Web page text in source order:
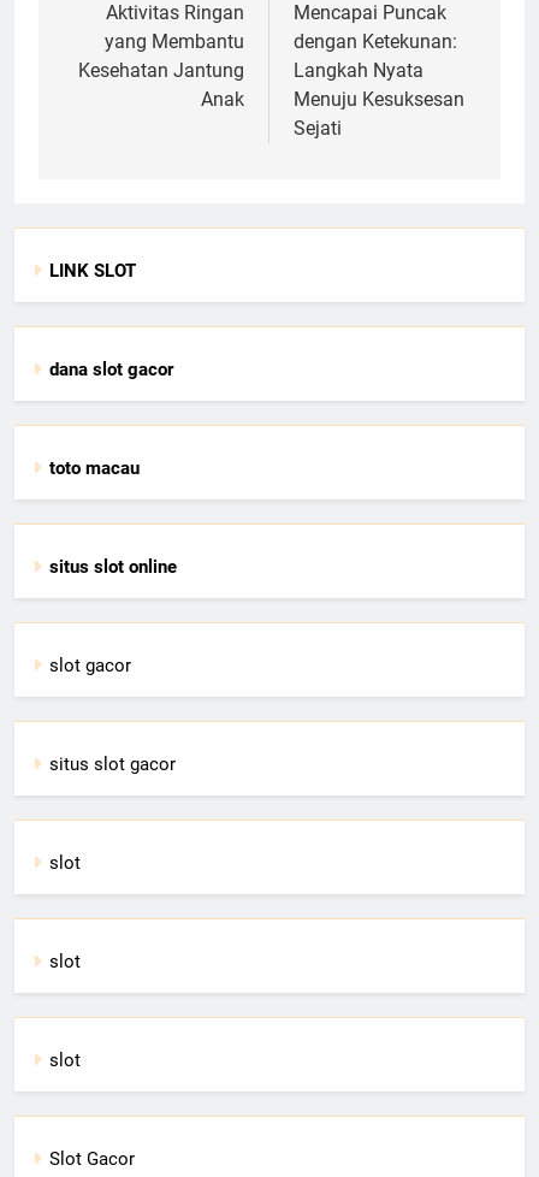
navigation
Aktivitas Ringan
yang Membantu
Kesehatan Jantung
Anak
Mencapai Puncak
dengan Ketekunan:
Langkah Nyata
Menuju Kesuksesan
Sejati
LINK SLOT
dana slot gacor
toto macau
situs slot online
slot gacor
situs slot gacor
slot
slot
slot
Slot Gacor